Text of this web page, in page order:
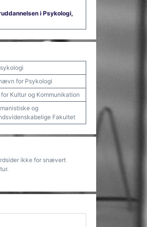
i Psykologi,
for Psykologi
Kultur og Kommunikation
og
Fakultet
ikke for snævert